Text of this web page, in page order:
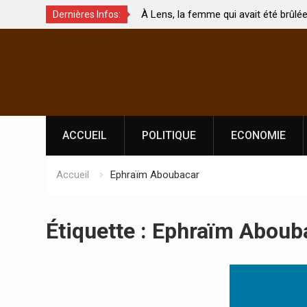
Dernières Infos:
?
À Lens, la femme qui avait été brûlée avec son bébé
par son mari est morte
ACCUEIL POLITIQUE ECONOMIE
Accueil Ephraïm Aboubacar
Étiquette : Ephraïm